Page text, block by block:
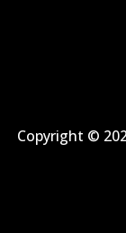
Copyright ©